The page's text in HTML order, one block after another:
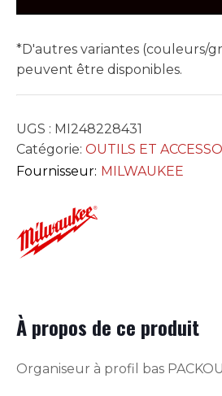
*D'autres variantes (couleurs/
peuvent être disponibles.
UGS : MI248228431
Catégorie: OUTILS ET
Fournisseur: MILWAUKEE
À propos de ce produit
Organiseur à profil bas